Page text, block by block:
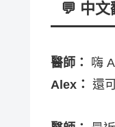
💬 中文
醫師： 嗨
Alex ： 還